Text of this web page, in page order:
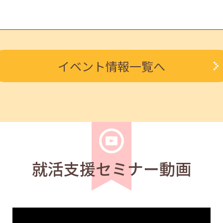
～14:30
求職者
準備と心構え 11:00～11:40
イベント情報一覧へ
就活支援セミナー動画